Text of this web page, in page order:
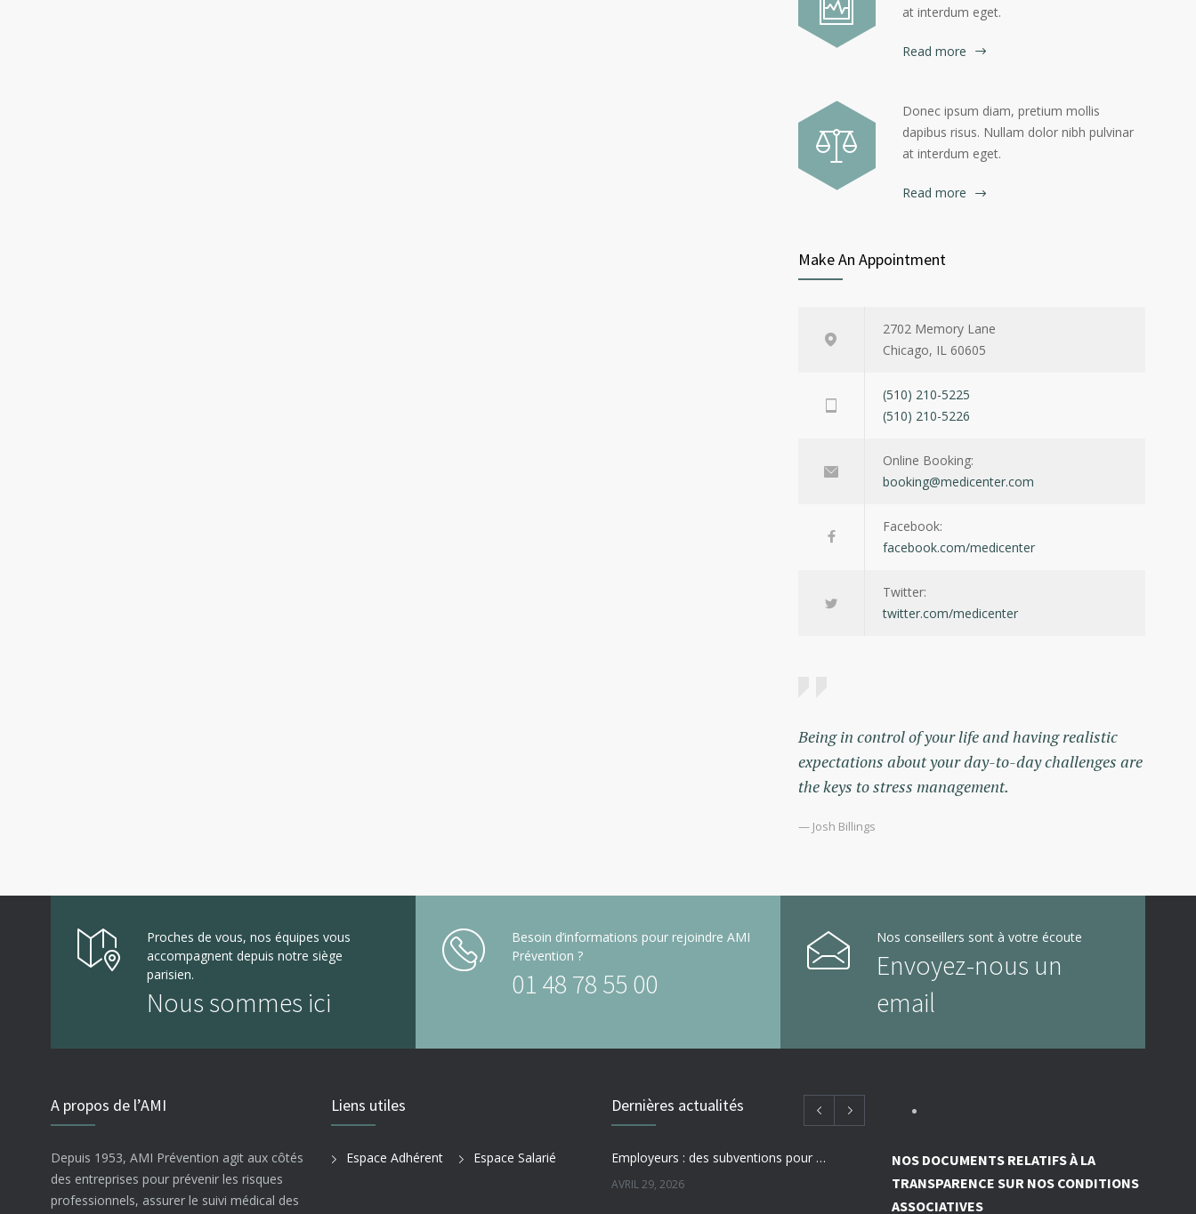
at interdum eget.
Read more
Donec ipsum diam, pretium mollis
dapibus risus. Nullam dolor nibh pulvinar
at interdum eget.
Read more
Make An Appointment
2702 Memory Lane
Chicago, IL 60605
(510) 210-5225
(510) 210-5226
Online Booking:
booking@medicenter.com
Facebook:
facebook.com/medicenter
Twitter:
twitter.com/medicenter
Being in control of your life and having realistic
expectations about your day-to-day challenges are
the keys to stress management.
— Josh Billings
Proches de vous, nos équipes vous
accompagnent depuis notre siège
parisien.
Nous sommes ici
Besoin d’informations pour rejoindre AMI
Prévention ?
01 48 78 55 00
Nos conseillers sont à votre écoute
Envoyez-nous un
email
A propos de l’AMI
Depuis 1953, AMI Prévention agit aux côtés
des entreprises pour prévenir les risques
professionnels, assurer le suivi médical des
Liens utiles
Espace Adhérent Espace Salarié
Dernières actualités
Employeurs : des subventions pour financer vos actions de prévention des risques professionnels
AVRIL 29, 2026
NOS DOCUMENTS RELATIFS À LA
TRANSPARENCE SUR NOS CONDITIONS
ASSOCIATIVES